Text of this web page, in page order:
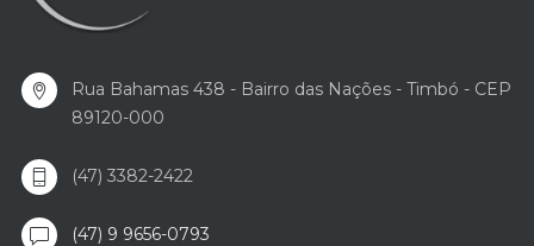
Rua Bahamas 438 - Bairro das Nações - Timbó - CEP
89120-000
(47) 3382-2422
(47) 9 9656-0793